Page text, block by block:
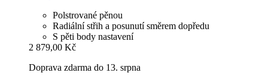
Polstrované pěnou
Radiální střih a posunutí směrem dopředu
S pěti body nastavení
2 879,00 Kč
Doprava zdarma do 13. srpna